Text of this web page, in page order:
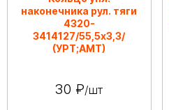
наконечника рул. тяги
4320-
3414127/55,5х3,3/
(УРТ;АМТ)
30 ₽/шт